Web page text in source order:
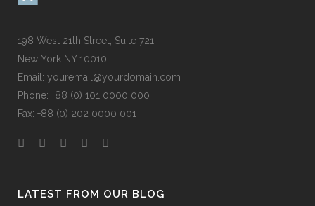
198 West 21th Street, Suite 721
New York NY 10010
Email: youremail@yourdomain.com
Phone: +88 (0) 101 0000 000
Fax: +88 (0) 202 0000 001
LATEST FROM OUR BLOG